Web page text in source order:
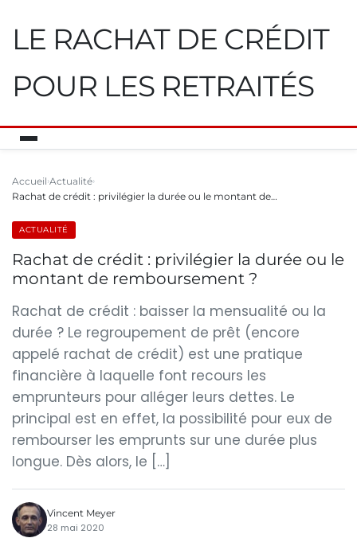
LE RACHAT DE CRÉDIT
POUR LES RETRAITÉS
Accueil Actualité
Rachat de crédit : privilégier la durée ou le montant de…
ACTUALITÉ
Rachat de crédit : privilégier la durée ou le
montant de remboursement ?
Rachat de crédit : baisser la mensualité ou la
durée ? Le regroupement de prêt (encore
appelé rachat de crédit) est une pratique
financière à laquelle font recours les
emprunteurs pour alléger leurs dettes. Le
principal est en effet, la possibilité pour eux de
rembourser les emprunts sur une durée plus
longue. Dès alors, le […]
Vincent Meyer
28 mai 2020